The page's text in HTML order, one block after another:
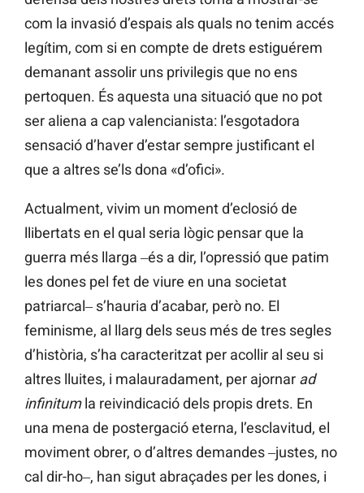
com la invasió d’espais als quals no tenim accés
legítim, com si en compte de drets estiguérem
demanant assolir uns privilegis que no ens
pertoquen. És aquesta una situació que no pot
ser aliena a cap valencianista: l’esgotadora
sensació d’haver d’estar sempre justificant el
que a altres se’ls dona «d’ofici».
Actualment, vivim un moment d’eclosió de
llibertats en el qual seria lògic pensar que la
guerra més llarga ‒és a dir, l’opressió que patim
les dones pel fet de viure en una societat
patriarcal‒ s’hauria d’acabar, però no. El
feminisme, al llarg dels seus més de tres segles
d’història, s’ha caracteritzat per acollir al seu si
altres lluites, i malauradament, per ajornar ad
infinitumla reivindicació dels propis drets. En
una mena de postergació eterna, l’esclavitud, el
moviment obrer, o d’altres demandes ‒justes, no
cal dir-ho‒, han sigut abraçades per les dones, i